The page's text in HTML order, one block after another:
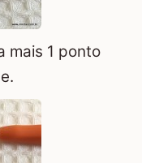
mais 1 ponto